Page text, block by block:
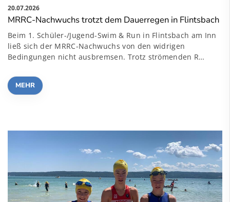
20.07.2026
MRRC-Nachwuchs trotzt dem Dauerregen in Flintsbach
Beim 1. Schüler-/Jugend-Swim & Run in Flintsbach am Inn
ließ sich der MRRC-Nachwuchs von den widrigen
Bedingungen nicht ausbremsen. Trotz strömenden R…
MEHR